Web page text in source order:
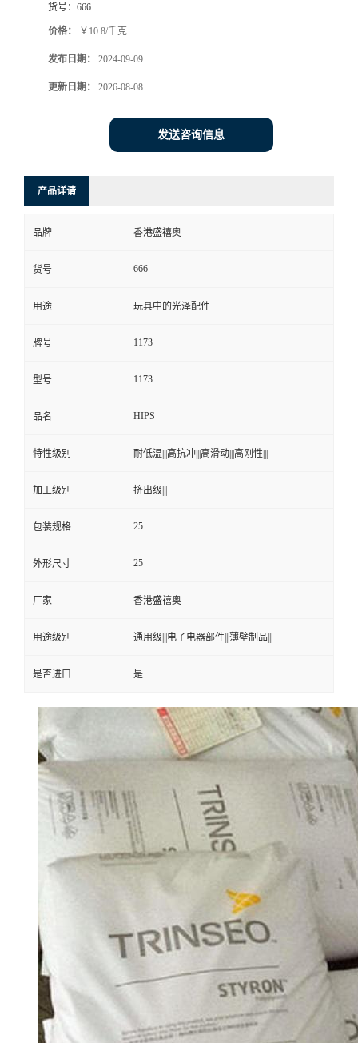
货号： 666
价格： ￥10.8/千克
发布日期： 2024-09-09
更新日期： 2026-08-08
发送咨询信息
产品详请
品牌 香港盛禧奥
货号 666
用途 玩具中的光泽配件
牌号 1173
型号 1173
品名 HIPS
特性级别 耐低温|||高抗冲|||高滑动|||高刚性|||
加工级别 挤出级|||
包装规格 25
外形尺寸 25
厂家 香港盛禧奥
用途级别 通用级|||电子电器部件|||薄壁制品|||
是否进口 是